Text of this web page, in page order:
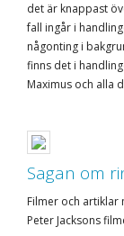
det är knappast
fall ingår i
någonting i
finns det i
Maximus och alla
Sagan om
Filmer och artiklar
Peter Jacksons